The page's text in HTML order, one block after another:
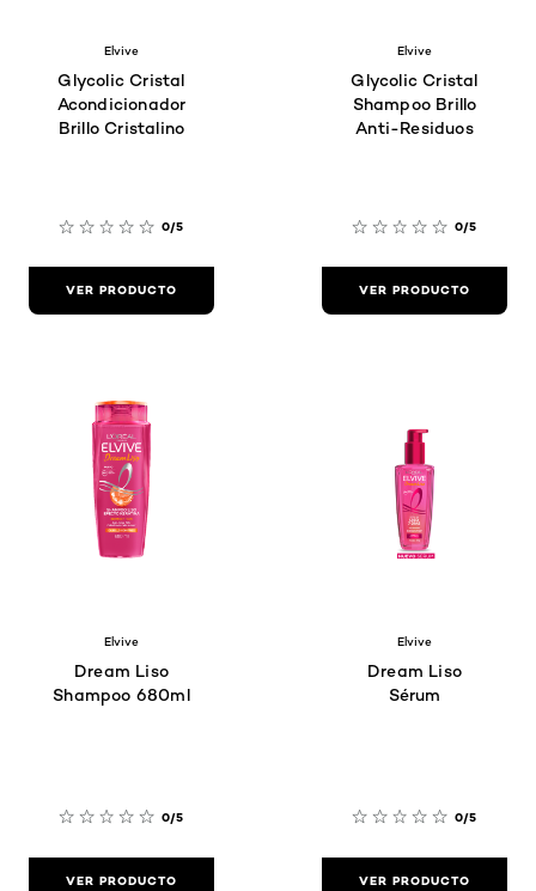
Elvive
Glycolic Cristal
Acondicionador
Brillo Cristalino
0/5
VER PRODUCTO
Elvive
Glycolic Cristal
Shampoo Brillo
Anti-Residuos
0/5
VER PRODUCTO
Elvive
Dream Liso
Shampoo 680ml
0/5
VER PRODUCTO
Elvive
Dream Liso
Sérum
0/5
VER PRODUCTO